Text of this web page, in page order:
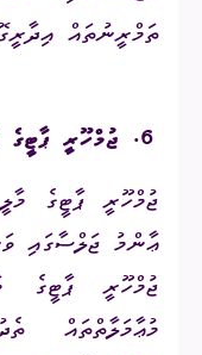
ތަމްރީނުތައް
6. ޖުމްހޫރީ
ޢާންމު ޖަލްސާގައި
ޖުމްހޫރީ
މުޢާމަލާތްތައް